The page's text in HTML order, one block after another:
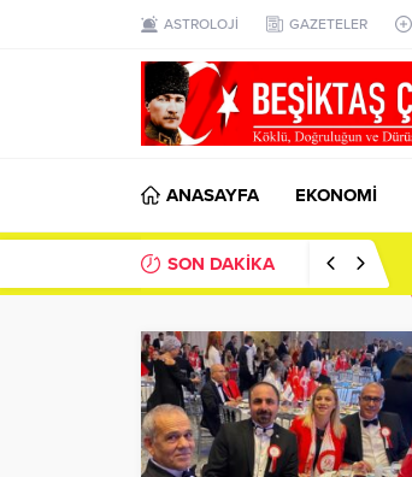
ASTROLOJİ GAZETELER
ANASAYFA EKONOMİ
SON DAKİKA